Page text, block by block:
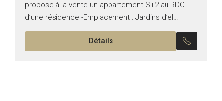
propose à la vente un appartement S+2 au RDC
d’une résidence -Emplacement : Jardins d’el
Menzah -Superficie: 78 m2 Il dispose de: – Un
Détails